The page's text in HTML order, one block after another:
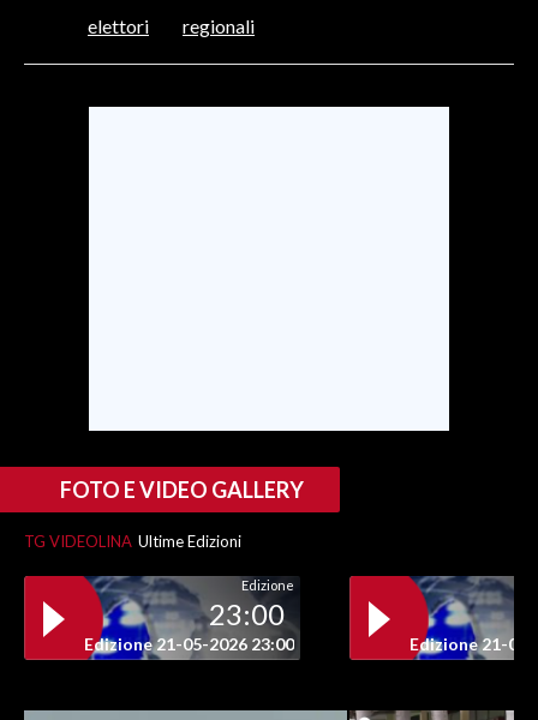
CULTURA
3 MINUTI CON
INSULARITÀ
INFO AZIENDE
ANNUNCI
elettori
regionali
FOTO E VIDEO GALLERY
TG VIDEOLINA Ultime Edizioni
Edizione
23:00
Edizione 21-05-2026 23:00 Edizione 21-05-